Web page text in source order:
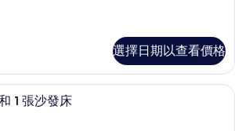
選擇日期以查看價格
客房, 1 張特大雙人床和 1 張沙發床 |
1 張沙發床